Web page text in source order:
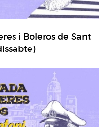
i Boleros de Sant